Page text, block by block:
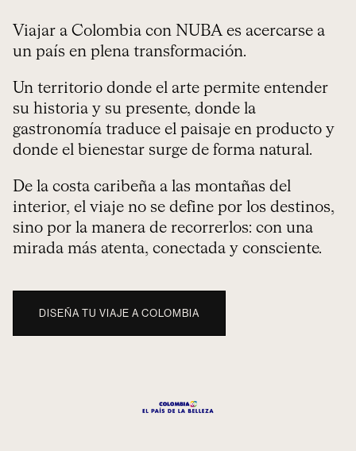
Viajar a Colombia con NUBA es acercarse a
un país en plena transformación.
Un territorio donde el arte permite entender
su historia y su presente, donde la
gastronomía traduce el paisaje en producto y
donde el bienestar surge de forma natural.
De la costa caribeña a las montañas del
interior, el viaje no se define por los destinos,
sino por la manera de recorrerlos: con una
mirada más atenta, conectada y consciente.
DISEÑA TU VIAJE A COLOMBIA